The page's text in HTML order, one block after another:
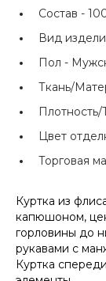
Состав -
Вид
Пол -
Ткань/
Цвет
Торговая
Куртка из
капюшоном,
горловины до
рукавами с
Куртка